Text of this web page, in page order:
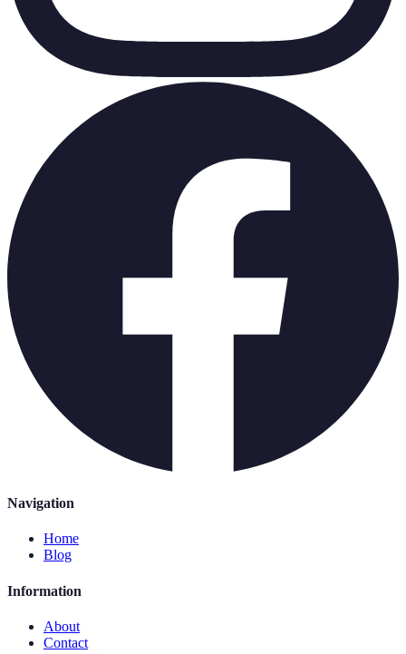
Navigation
Home
Blog
Information
About
Contact